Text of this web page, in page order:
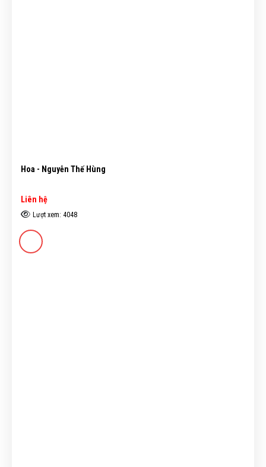
Hoa - Nguyễn Thế Hùng
Liên hệ
Lượt xem: 4048